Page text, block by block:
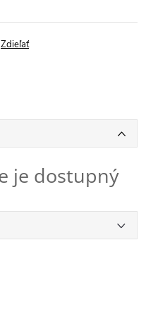
Zdieľať
je dostupný